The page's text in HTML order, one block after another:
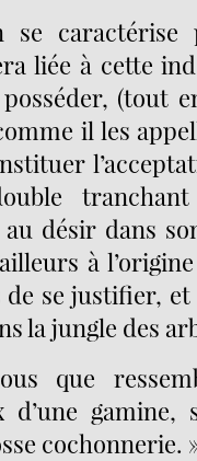
caractérise
liée à cette
(tout
il les
tranchant
désir dans
à
se justifier,
la jungle des
que
d’une
cochonnerie.